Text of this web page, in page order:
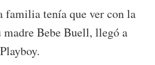
familia tenía que ver con la
Bebe Buell, llegó a